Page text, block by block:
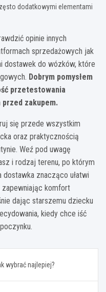
dodatkowymi elementami
opinie innych
sprzedażowych jak
dostawek do wózków, które
Dobrym pomysłem
przetestowania
zakupem.
się przede wszystkim
oraz praktycznością
Weź pod uwagę
i rodzaj terenu, po którym
dostawka znacząco ułatwi
komfort
dając starszemu dziecku
kiedy chce iść
wybrać najlepiej?